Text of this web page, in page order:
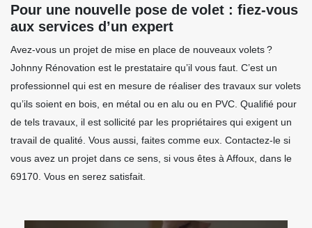
Pour une nouvelle pose de volet : fiez-vous
aux services d’un expert
Avez-vous un projet de mise en place de nouveaux volets ?
Johnny Rénovation est le prestataire qu’il vous faut. C’est un
professionnel qui est en mesure de réaliser des travaux sur volets
qu’ils soient en bois, en métal ou en alu ou en PVC. Qualifié pour
de tels travaux, il est sollicité par les propriétaires qui exigent un
travail de qualité. Vous aussi, faites comme eux. Contactez-le si
vous avez un projet dans ce sens, si vous êtes à Affoux, dans le
69170. Vous en serez satisfait.